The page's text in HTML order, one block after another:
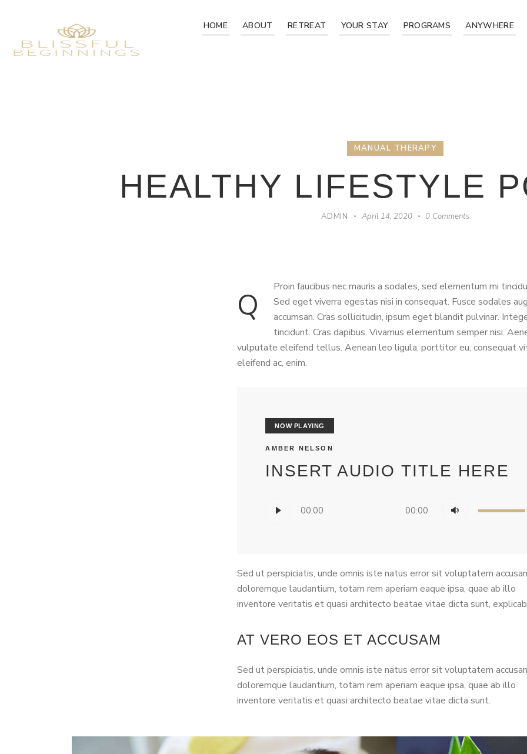
HOME ABOUT RETREAT YOUR STAY PROGRAMS ANYWHERE
MANUAL THERAPY
HEALTHY LIFESTYLE
ADMIN April 14, 2020 0 Comments
q
Proin faucibus nec mauris a sodales, sed elementum mi
Sed eget viverra egestas nisi in consequat. Fusce sodales
accumsan. Cras sollicitudin, ipsum eget blandit pulvinar.
tincidunt. Cras dapibus. Vivamus elementum semper nisi.
vulputate eleifend tellus. Aenean leo ligula, porttitor eu, consequat
eleifend ac, enim.
NOW PLAYING
AMBER NELSON
INSERT AUDIO TITLE HERE
Audio
00:00 00:00
to
increase
decrease
Sed ut perspiciatis, unde omnis iste natus error sit voluptatem
doloremque laudantium, totam rem aperiam eaque ipsa, quae ab illo
inventore veritatis et quasi architecto beatae vitae dicta sunt,
AT VERO EOS ET ACCUSAM
Sed ut perspiciatis, unde omnis iste natus error sit voluptatem
doloremque laudantium, totam rem aperiam eaque ipsa, quae ab illo
inventore veritatis et quasi architecto beatae vitae dicta sunt.